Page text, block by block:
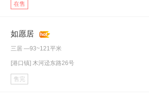
在售
如愿居
三居 —93~121平米
[港口镇] 木河迳东路26号
售完